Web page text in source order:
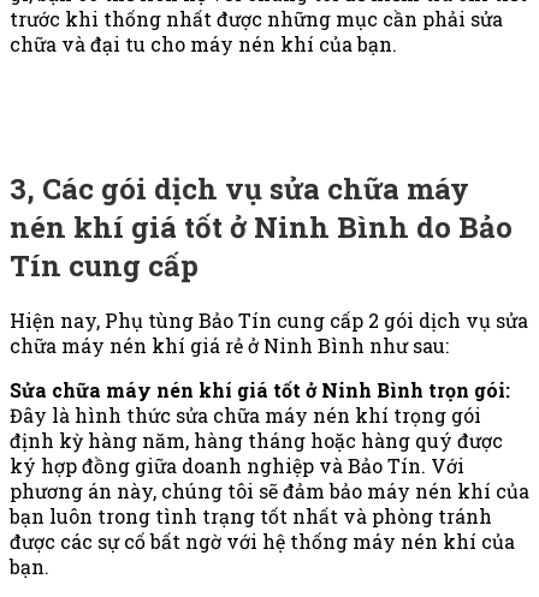
trước khi thống nhất được những mục cần phải sửa
chữa và đại tu cho máy nén khí của bạn.
3, Các gói dịch vụ sửa chữa máy
nén khí giá tốt ở Ninh Bình do Bảo
Tín cung cấp
Hiện nay, Phụ tùng Bảo Tín cung cấp 2 gói dịch vụ sửa
chữa máy nén khí giá rẻ ở Ninh Bình như sau:
Sửa chữa máy nén khí giá tốt ở Ninh Bình trọn gói:
Đây là hình thức sửa chữa máy nén khí trọng gói
định kỳ hàng năm, hàng tháng hoặc hàng quý được
ký hợp đồng giữa doanh nghiệp và Bảo Tín. Với
phương án này, chúng tôi sẽ đảm bảo máy nén khí của
bạn luôn trong tình trạng tốt nhất và phòng tránh
được các sự cố bất ngờ với hệ thống máy nén khí của
bạn.